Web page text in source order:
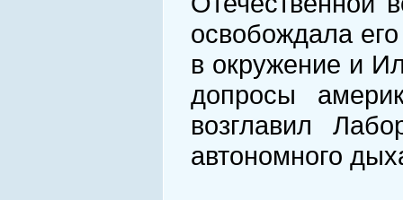
освобождала
в окружение и
допросы
возглавил
автономного